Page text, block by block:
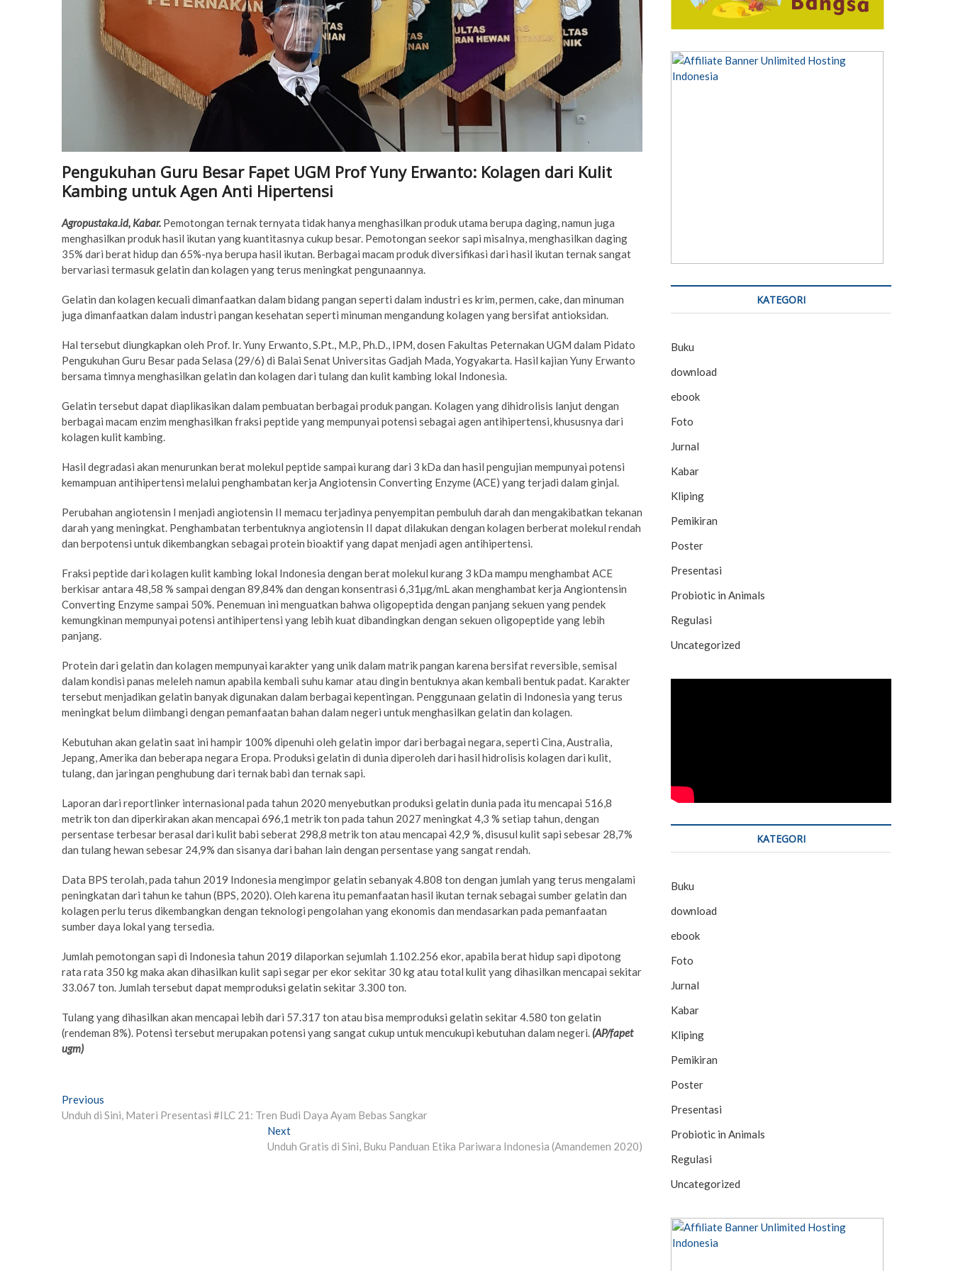
Pengukuhan Guru Besar Fapet UGM Prof Yuny Erwanto: Kolagen dari Kulit
Kambing untuk Agen Anti Hipertensi
Agropustaka.id, Kabar. Pemotongan ternak ternyata tidak hanya menghasilkan produk utama berupa daging, namun juga
menghasilkan produk hasil ikutan yang kuantitasnya cukup besar. Pemotongan seekor sapi misalnya, menghasilkan daging
35% dari berat hidup dan 65%-nya berupa hasil ikutan. Berbagai macam produk diversifikasi dari hasil ikutan ternak sangat
bervariasi termasuk gelatin dan kolagen yang terus meningkat pengunaannya.
Gelatin dan kolagen kecuali dimanfaatkan dalam bidang pangan seperti dalam industri es krim, permen, cake, dan minuman
juga dimanfaatkan dalam industri pangan kesehatan seperti minuman mengandung kolagen yang bersifat antioksidan.
Hal tersebut diungkapkan oleh Prof. Ir. Yuny Erwanto, S.Pt., M.P., Ph.D., IPM, dosen Fakultas Peternakan UGM dalam Pidato
Pengukuhan Guru Besar pada Selasa (29/6) di Balai Senat Universitas Gadjah Mada, Yogyakarta. Hasil kajian Yuny Erwanto
bersama timnya menghasilkan gelatin dan kolagen dari tulang dan kulit kambing lokal Indonesia.
Gelatin tersebut dapat diaplikasikan dalam pembuatan berbagai produk pangan. Kolagen yang dihidrolisis lanjut dengan
berbagai macam enzim menghasilkan fraksi peptide yang mempunyai potensi sebagai agen antihipertensi, khususnya dari
kolagen kulit kambing.
Hasil degradasi akan menurunkan berat molekul peptide sampai kurang dari 3 kDa dan hasil pengujian mempunyai potensi
kemampuan antihipertensi melalui penghambatan kerja Angiotensin Converting Enzyme (ACE) yang terjadi dalam ginjal.
Perubahan angiotensin I menjadi angiotensin II memacu terjadinya penyempitan pembuluh darah dan mengakibatkan tekanan
darah yang meningkat. Penghambatan terbentuknya angiotensin II dapat dilakukan dengan kolagen berberat molekul rendah
dan berpotensi untuk dikembangkan sebagai protein bioaktif yang dapat menjadi agen antihipertensi.
Fraksi peptide dari kolagen kulit kambing lokal Indonesia dengan berat molekul kurang 3 kDa mampu menghambat ACE
berkisar antara 48,58 % sampai dengan 89,84% dan dengan konsentrasi 6,31µg/mL akan menghambat kerja Angiontensin
Converting Enzyme sampai 50%. Penemuan ini menguatkan bahwa oligopeptida dengan panjang sekuen yang pendek
kemungkinan mempunyai potensi antihipertensi yang lebih kuat dibandingkan dengan sekuen oligopeptide yang lebih
panjang.
Protein dari gelatin dan kolagen mempunyai karakter yang unik dalam matrik pangan karena bersifat reversible, semisal
dalam kondisi panas meleleh namun apabila kembali suhu kamar atau dingin bentuknya akan kembali bentuk padat. Karakter
tersebut menjadikan gelatin banyak digunakan dalam berbagai kepentingan. Penggunaan gelatin di Indonesia yang terus
meningkat belum diimbangi dengan pemanfaatan bahan dalam negeri untuk menghasilkan gelatin dan kolagen.
Kebutuhan akan gelatin saat ini hampir 100% dipenuhi oleh gelatin impor dari berbagai negara, seperti Cina, Australia,
Jepang, Amerika dan beberapa negara Eropa. Produksi gelatin di dunia diperoleh dari hasil hidrolisis kolagen dari kulit,
tulang, dan jaringan penghubung dari ternak babi dan ternak sapi.
Laporan dari reportlinker internasional pada tahun 2020 menyebutkan produksi gelatin dunia pada itu mencapai 516,8
metrik ton dan diperkirakan akan mencapai 696,1 metrik ton pada tahun 2027 meningkat 4,3 % setiap tahun, dengan
persentase terbesar berasal dari kulit babi seberat 298,8 metrik ton atau mencapai 42,9 %, disusul kulit sapi sebesar 28,7%
dan tulang hewan sebesar 24,9% dan sisanya dari bahan lain dengan persentase yang sangat rendah.
Data BPS terolah, pada tahun 2019 Indonesia mengimpor gelatin sebanyak 4.808 ton dengan jumlah yang terus mengalami
peningkatan dari tahun ke tahun (BPS, 2020). Oleh karena itu pemanfaatan hasil ikutan ternak sebagai sumber gelatin dan
kolagen perlu terus dikembangkan dengan teknologi pengolahan yang ekonomis dan mendasarkan pada pemanfaatan
sumber daya lokal yang tersedia.
Jumlah pemotongan sapi di Indonesia tahun 2019 dilaporkan sejumlah 1.102.256 ekor, apabila berat hidup sapi dipotong
rata rata 350 kg maka akan dihasilkan kulit sapi segar per ekor sekitar 30 kg atau total kulit yang dihasilkan mencapai sekitar
33.067 ton. Jumlah tersebut dapat memproduksi gelatin sekitar 3.300 ton.
Tulang yang dihasilkan akan mencapai lebih dari 57.317 ton atau bisa memproduksi gelatin sekitar 4.580 ton gelatin
(rendeman 8%). Potensi tersebut merupakan potensi yang sangat cukup untuk mencukupi kebutuhan dalam negeri. (AP/fapet
ugm)
Post
navigation
Previous
post:
Unduh di Sini, Materi Presentasi #ILC 21: Tren Budi Daya Ayam Bebas Sangkar
NextNext
post:
Unduh Gratis di Sini, Buku Panduan Etika Pariwara Indonesia (Amandemen 2020)
KATEGORI
Buku
download
ebook
Foto
Jurnal
Kabar
Kliping
Pemikiran
Poster
Presentasi
Probiotic in Animals
Regulasi
Uncategorized
KATEGORI
Buku
download
ebook
Foto
Jurnal
Kabar
Kliping
Pemikiran
Poster
Presentasi
Probiotic in Animals
Regulasi
Uncategorized